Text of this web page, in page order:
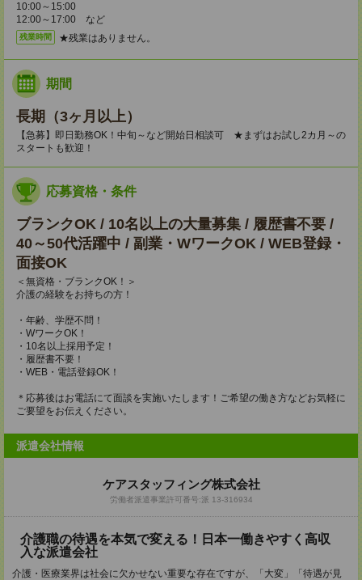
10:00～15:00
12:00～17:00 など
残業時間 ★残業はありません。
期間
長期（3ヶ月以上）
【急募】即日勤務OK！中旬～など開始日相談可 ★まずはお試し2カ月～の
スタートも歓迎！
応募資格・条件
ブランクOK / 10名以上の大量募集 / 履歴書不要 /
40～50代活躍中 / 副業・WワークOK / WEB登録・
面接OK
＜無資格・ブランクOK！＞
介護の経験をお持ちの方！
・年齢、学歴不問！
・WワークOK！
・10名以上採用予定！
・履歴書不要！
・WEB・電話登録OK！
＊応募後はお電話にて面談を実施いたします！ご希望の働き方などお気軽に
ご要望をお伝えください。
派遣会社情報
ケアスタッフィング株式会社
労働者派遣事業許可番号:派 13-316934
介護職の待遇を本気で変える！日本一働きやすく高収
入な派遣会社
介護・医療業界は社会に欠かせない重要な存在ですが、「大変」「待遇が見